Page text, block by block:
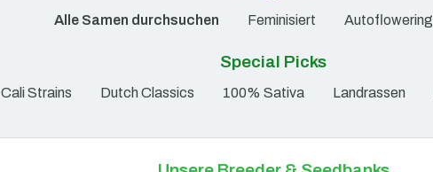
Alle Samen durchsuchen Feminisiert Autoflowering
Special Picks
Cali Strains Dutch Classics 100% Sativa Landrassen